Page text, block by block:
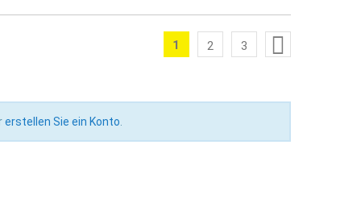
Sie lesen gerade die Seite
1 Seite
2 Seite
3
erstellen Sie ein Konto.